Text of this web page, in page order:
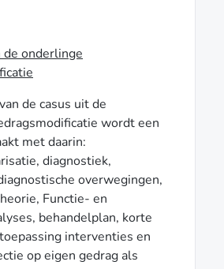
onderlinge
de casus uit de
wordt een
met daarin:
diagnostiek,
overwegingen,
Functie- en
behandelplan, korte
interventies en
op eigen gedrag als